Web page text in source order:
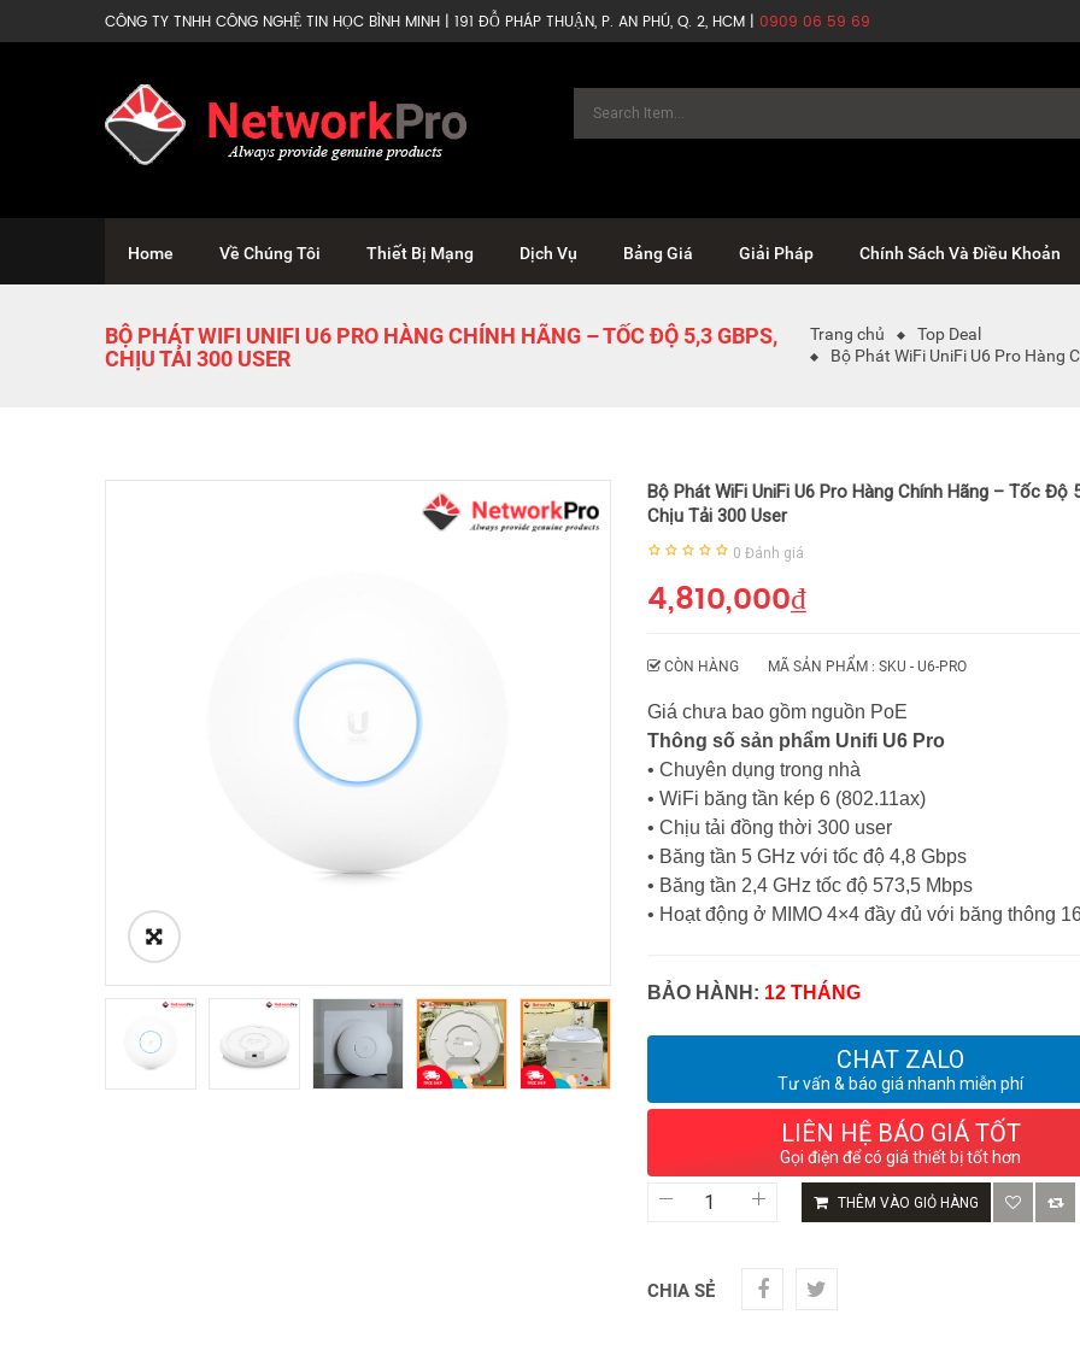
CÔNG TY TNHH CÔNG NGHỆ TIN HỌC BÌNH MINH | 191 ĐỖ PHÁP THUẬN, P. AN PHÚ, Q. 2, HCM | 0909 06 59 69
Home Về Chúng Tôi Thiết Bị Mạng Dịch Vụ Bảng Giá Giải Pháp Chính Sách Và Điều Khoản
BỘ PHÁT WIFI UNIFI U6 PRO HÀNG CHÍNH HÃNG – TỐC ĐỘ 5,3 GBPS,
CHỊU TẢI 300 USER
Trang chủ
Top Deal
Bộ Phát WiFi UniFi U6 Pro Hàng
Bộ Phát WiFi UniFi U6 Pro Hàng Chính Hãng – Tốc Độ
Chịu Tải 300 User
0 Đánh giá
4,810,000₫
CÒN HÀNG MÃ SẢN PHẨM : SKU - U6-PRO
Giá chưa bao gồm nguồn PoE
Thông số sản phẩm Unifi U6 Pro
• Chuyên dụng trong nhà
• WiFi băng tần kép 6 (802.11ax)
• Chịu tải đồng thời 300 user
• Băng tần 5 GHz với tốc độ 4,8 Gbps
• Băng tần 2,4 GHz tốc độ 573,5 Mbps
• Hoạt động ở MIMO 4×4 đầy đủ với băng thông
BẢO HÀNH: 12 THÁNG
CHAT ZALO
Tư vấn & báo giá nhanh miễn phí
LIÊN HỆ BÁO GIÁ TỐT
Gọi điện để có giá thiết bị tốt hơn
Phát
U6
Pro
THÊM VÀO GIỎ HÀNG
CHIA SẺ